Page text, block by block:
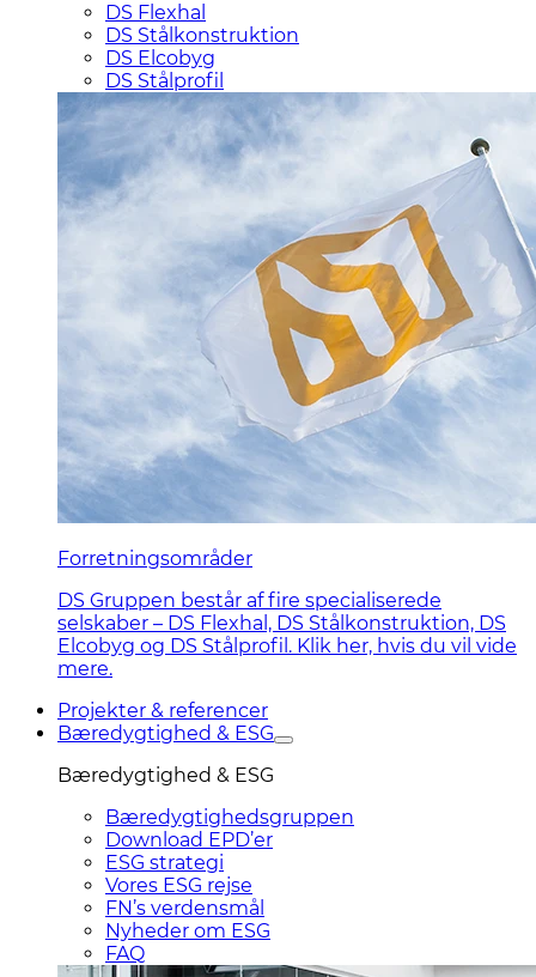
DS Flexhal
DS Stålkonstruktion
DS Elcobyg
DS Stålprofil
Forretningsområder
DS Gruppen består af fire specialiserede
selskaber – DS Flexhal, DS Stålkonstruktion, DS
Elcobyg og DS Stålprofil. Klik her, hvis du vil vide
mere.
Projekter & referencer
Bæredygtighed & ESG
Bæredygtighed & ESG
Bæredygtighedsgruppen
Download EPD’er
ESG strategi
Vores ESG rejse
FN’s verdensmål
Nyheder om ESG
FAQ